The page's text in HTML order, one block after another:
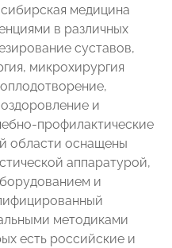
медицина
в различных
суставов,
микрохирургия
и
профилактические
области оснащены
аппаратурой,
и
методиками
есть российские и